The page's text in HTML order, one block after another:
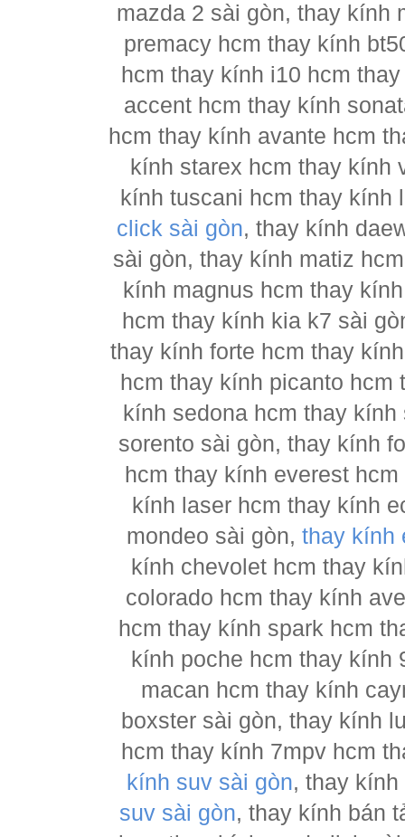
mazda 2 sài gòn, thay kính
premacy hcm thay kính
hcm thay kính i10 hcm
accent hcm thay kính
hcm thay kính avante hcm
kính starex hcm thay kính
kính tuscani hcm thay
click sài gòn, thay kính
sài gòn, thay kính matiz
kính magnus hcm thay
hcm thay kính kia k7 sài
thay kính forte hcm thay
hcm thay kính picanto
kính sedona hcm thay
sorento sài gòn, thay kính
hcm thay kính everest
kính laser hcm thay kính
mondeo sài gòn, thay kính
kính chevolet hcm thay
colorado hcm thay kính
hcm thay kính spark hcm
kính poche hcm thay kính
macan hcm thay kính
boxster sài gòn, thay kính
hcm thay kính 7mpv hcm
kính suv sài gòn, thay
suv sài gòn, thay kính bán